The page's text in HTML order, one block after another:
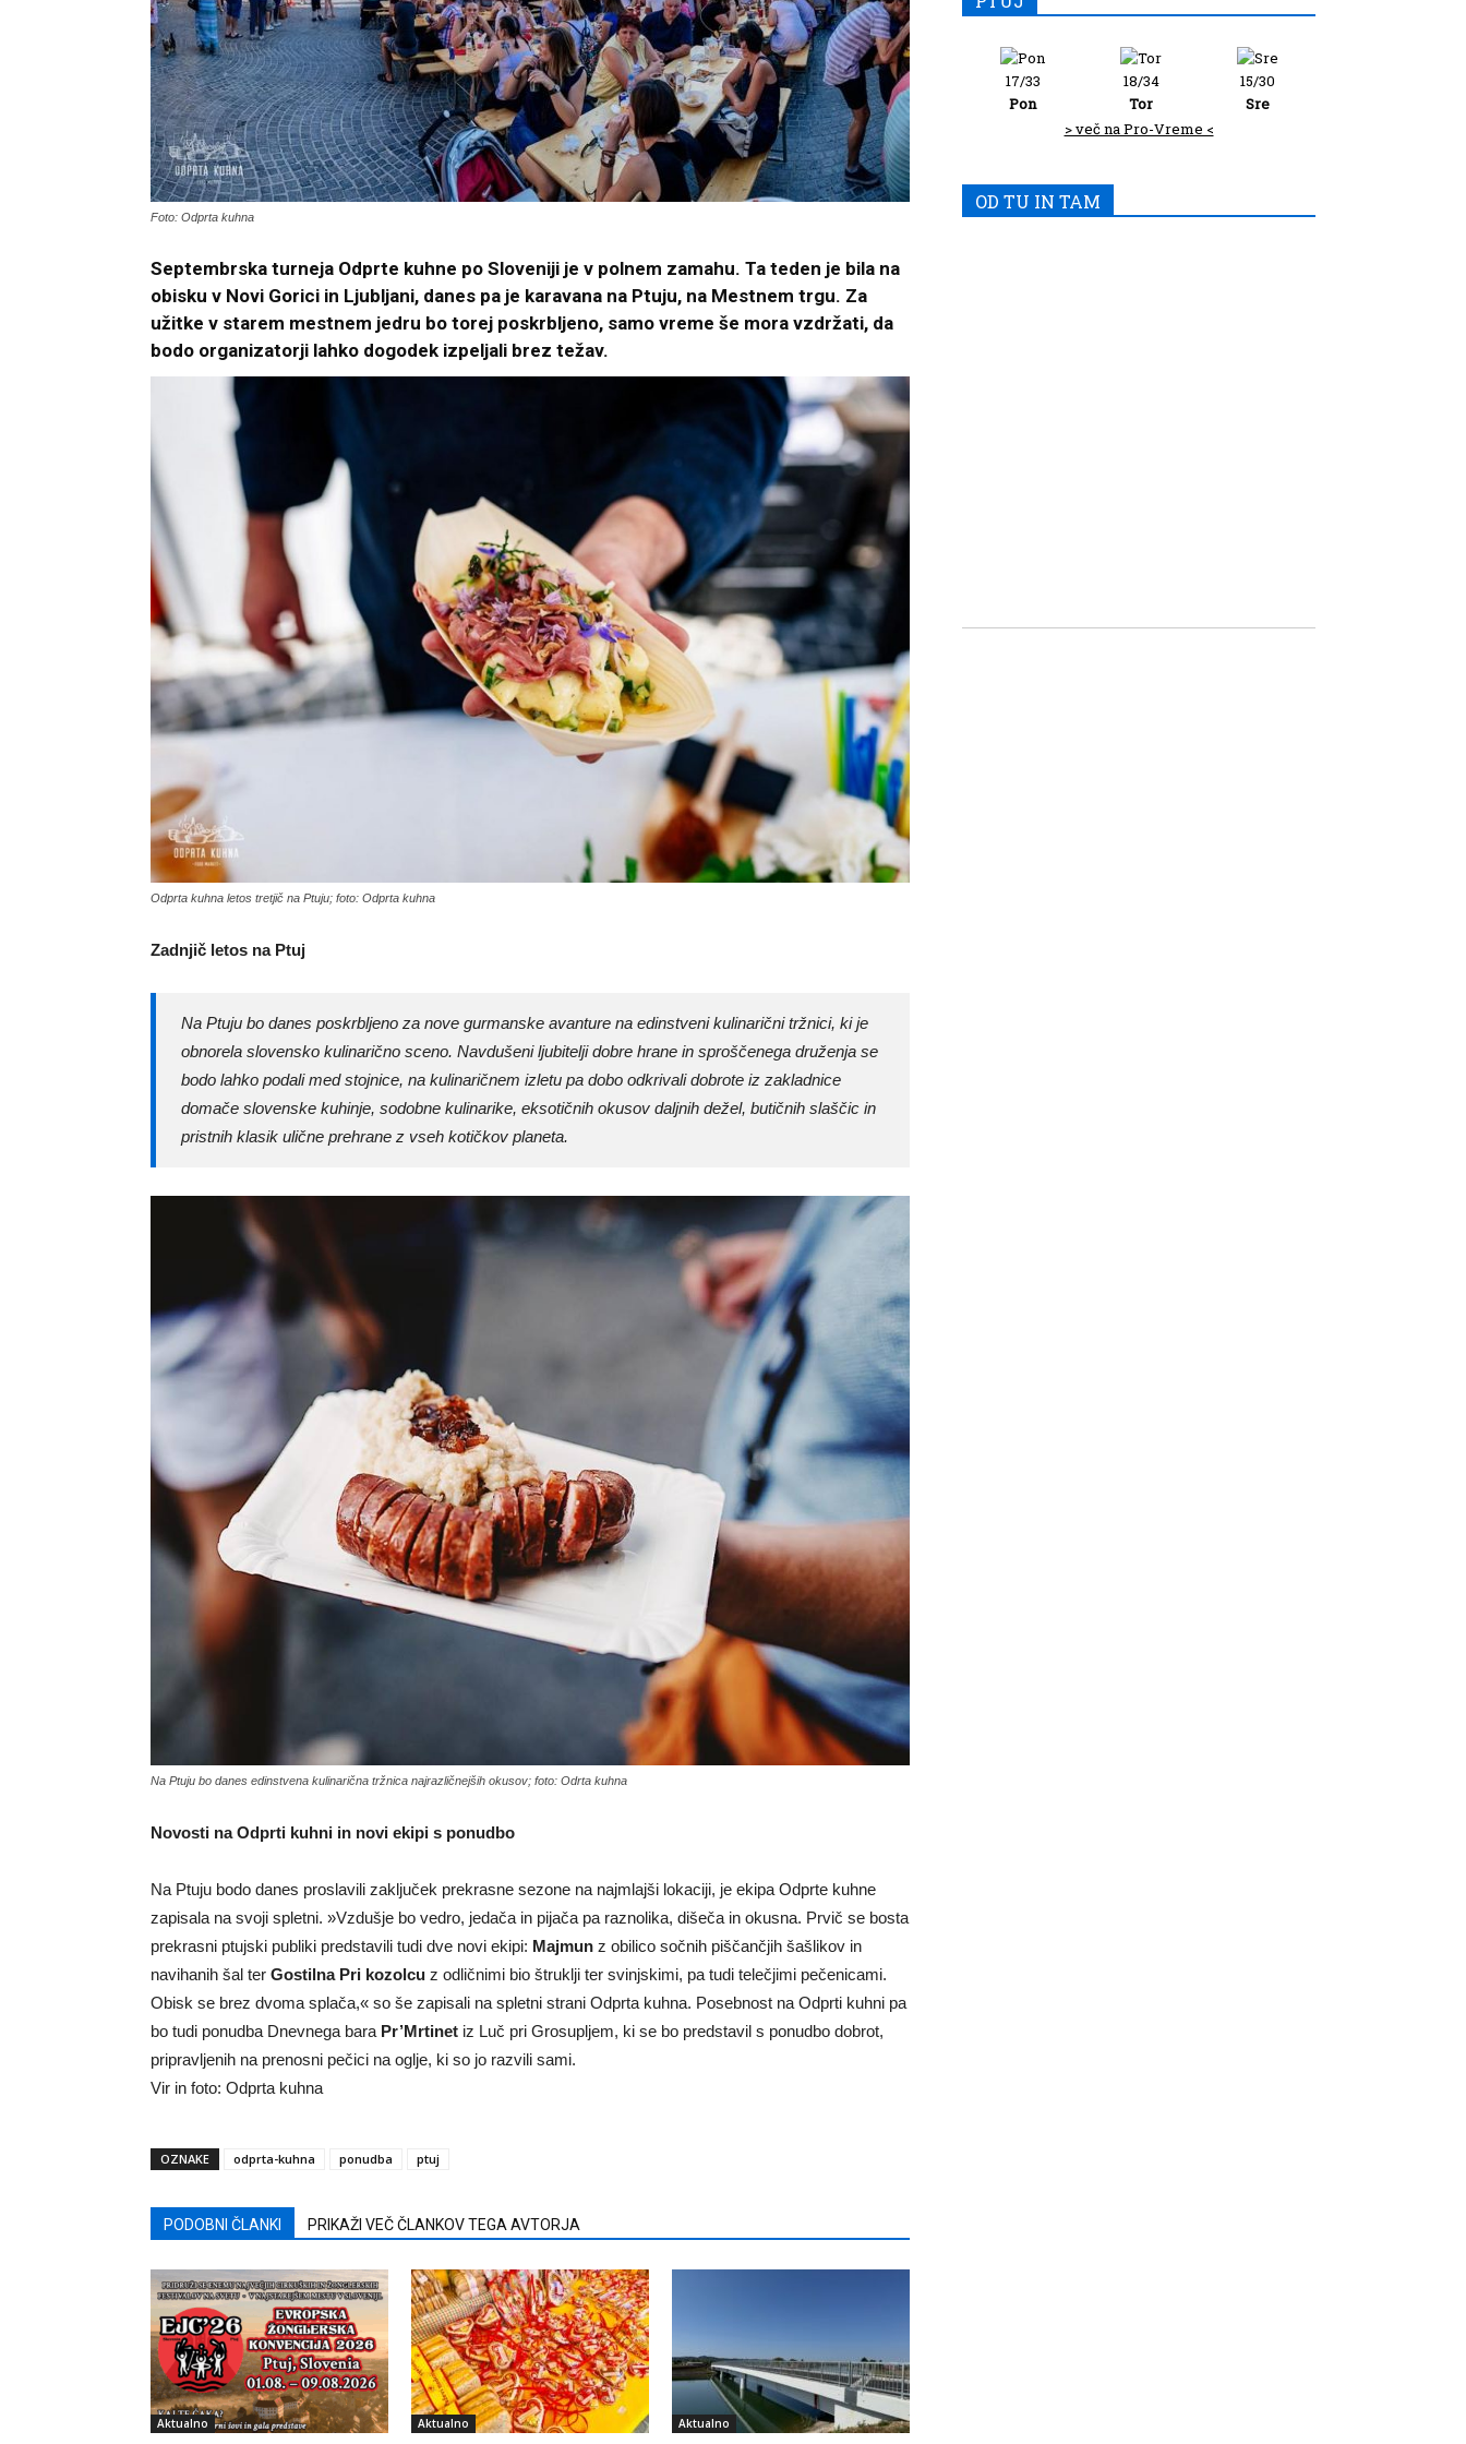
Foto: Odprta kuhna
Septembrska turneja Odprte kuhne po Sloveniji je v polnem zamahu. Ta teden je bila na
obisku v Novi Gorici in Ljubljani, danes pa je karavana na Ptuju, na Mestnem trgu. Za
užitke v starem mestnem jedru bo torej poskrbljeno, samo vreme še mora vzdržati, da
bodo organizatorji lahko dogodek izpeljali brez težav.
Odprta kuhna letos tretjič na Ptuju; foto: Odprta kuhna
Zadnjič letos na Ptuj
Na Ptuju bo danes poskrbljeno za nove gurmanske avanture na edinstveni kulinarični tržnici, ki je
obnorela slovensko kulinarično sceno. Navdušeni ljubitelji dobre hrane in sproščenega druženja se
bodo lahko podali med stojnice, na kulinaričnem izletu pa dobo odkrivali dobrote iz zakladnice
domače slovenske kuhinje, sodobne kulinarike, eksotičnih okusov daljnih dežel, butičnih slaščic in
pristnih klasik ulične prehrane z vseh kotičkov planeta.
Na Ptuju bo danes edinstvena kulinarična tržnica najrazličnejših okusov; foto: Odrta kuhna
Novosti na Odprti kuhni in novi ekipi s ponudbo
Na Ptuju bodo danes proslavili zaključek prekrasne sezone na najmlajši lokaciji, je ekipa Odprte kuhne
zapisala na svoji spletni. »Vzdušje bo vedro, jedača in pijača pa raznolika, dišeča in okusna. Prvič se bosta
prekrasni ptujski publiki predstavili tudi dve novi ekipi: Majmun z obilico sočnih piščančjih šašlikov in
navihanih šal ter Gostilna Pri kozolcu z odličnimi bio štruklji ter svinjskimi, pa tudi telečjimi pečenicami.
Obisk se brez dvoma splača,« so še zapisali na spletni strani Odprta kuhna. Posebnost na Odprti kuhni pa
bo tudi ponudba Dnevnega bara Pr’Mrtinet iz Luč pri Grosupljem, ki se bo predstavil s ponudbo dobrot,
pripravljenih na prenosni pečici na oglje, ki so jo razvili sami.
Vir in foto: Odprta kuhna
OZNAKE odprta-kuhna ponudba ptuj
PODOBNI ČLANKI PRIKAŽI VEČ ČLANKOV TEGA AVTORJA
Aktualno Aktualno Aktualno
17/33
Pon
18/34
Tor
15/30
Sre
> več na Pro-Vreme <
OD TU IN TAM